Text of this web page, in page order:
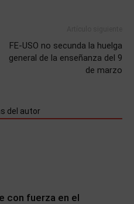
FE-USO no secunda la huelga
general de la enseñanza del 9
de marzo
del autor
con fuerza en el